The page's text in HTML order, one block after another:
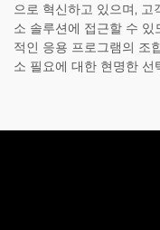
으로 혁신하고 있으며, 고
소 솔루션에 접근할 수
적인 응용 프로그램의 조
소 필요에 대한 현명한 선